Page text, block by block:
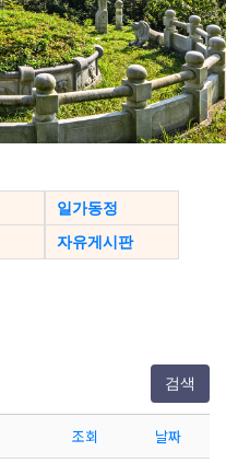
일가동정
자유게시판
검색
조회 날짜